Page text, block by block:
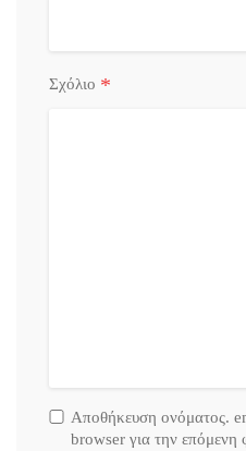
Σχόλιο *
Αποθήκευση ονόματος.
browser για την